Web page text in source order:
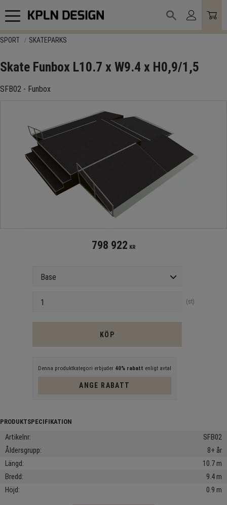
Meny
SPORT SKATEPARKS
Skate Funbox L10.7 x W9.4 x H0,9/1,5
SFB02 - Funbox
798 922 KR
st
KÖP
Denna produktkategori erbjuder 40% rabatt enligt avtal
ANGE RABATT
Artikelnr
SFB02
Åldersgrupp
8+ år
Längd
10.7 m
Bredd
9.4 m
Höjd
0.9 m